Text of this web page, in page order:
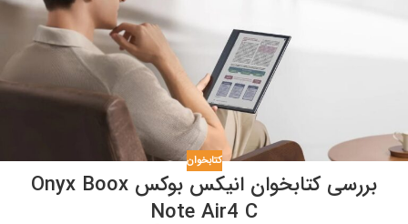
کتابخوان
بررسی کتابخوان انیکس بوکس Onyx Boox
Note Air4 C